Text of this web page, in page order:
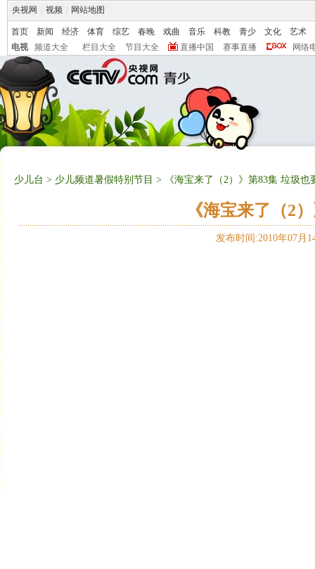
央视网 视频 网站地图
首页 新闻 经济 体育 综艺 春晚 戏曲 音乐 科教 青少 文化
艺术
电视
频道大全 栏目大全 节目大全 直播中国 赛事直播 网络
少儿台 > 少儿频道暑假特别节目 > 《海宝来了（2）》第83集 垃圾也
《海宝来了（2
发布时间:2010年07月